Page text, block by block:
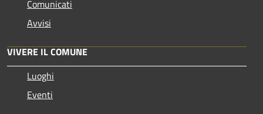
Comunicati
Avvisi
VIVERE IL COMUNE
Luoghi
Eventi